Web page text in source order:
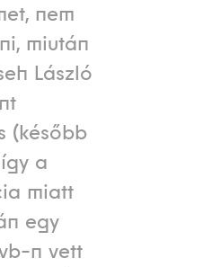
nem
miután
László
(később
a
miatt
egy
n vett